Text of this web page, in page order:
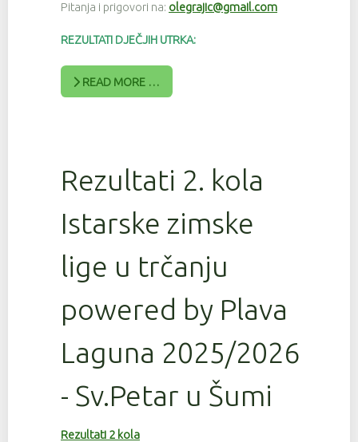
Pitanja i prigovori na: olegrajic@gmail.com
REZULTATI DJEČJIH UTRKA:
READ MORE …
Rezultati 2. kola
Istarske zimske
lige u trčanju
powered by Plava
Laguna 2025/2026
- Sv.Petar u Šumi
Rezultati 2 kola